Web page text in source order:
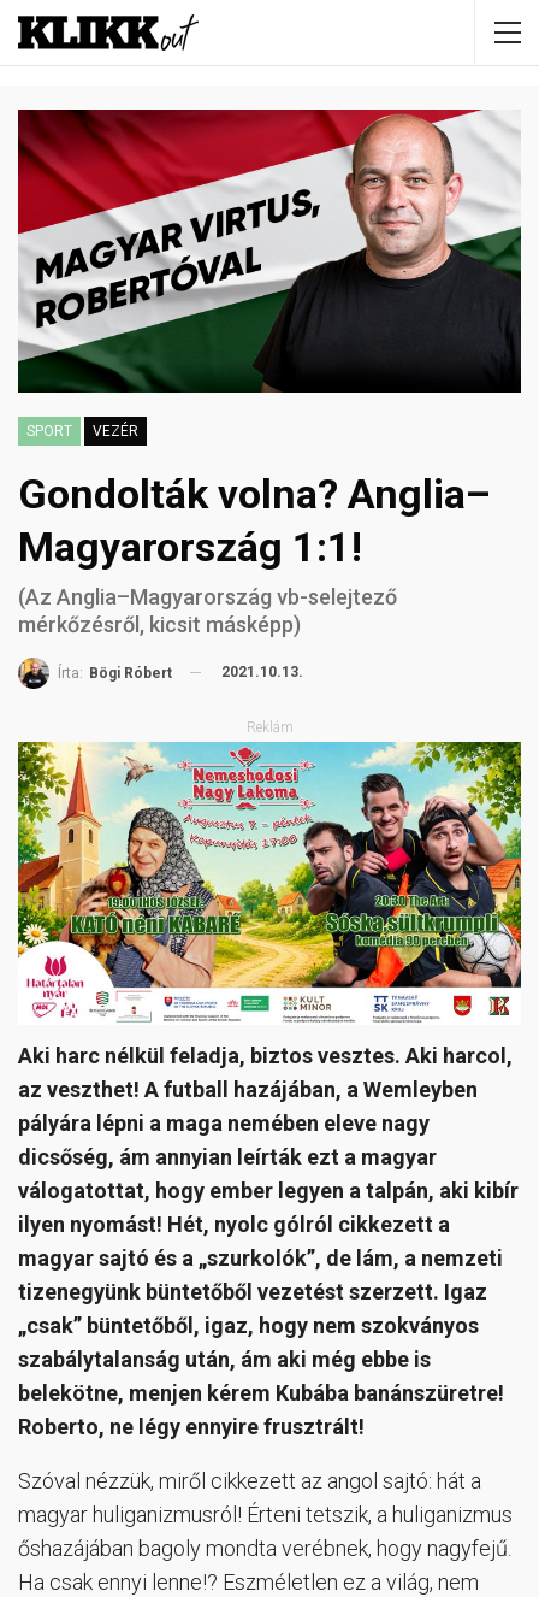
SPORT VEZÉR
Gondolták volna? Anglia–
Magyarország 1:1!
(Az Anglia–Magyarország vb-selejtező
mérkőzésről, kicsit másképp)
Írta: Bögi Róbert 2021.10.13.
Reklám
Aki harc nélkül feladja, biztos vesztes. Aki harcol,
az veszthet! A futball hazájában, a Wemleyben
pályára lépni a maga nemében eleve nagy
dicsőség, ám annyian leírták ezt a magyar
válogatottat, hogy ember legyen a talpán, aki kibír
ilyen nyomást! Hét, nyolc gólról cikkezett a
magyar sajtó és a „szurkolók”, de lám, a nemzeti
tizenegyünk büntetőből vezetést szerzett. Igaz
„csak” büntetőből, igaz, hogy nem szokványos
szabálytalanság után, ám aki még ebbe is
belekötne, menjen kérem Kubába banánszüretre!
Roberto, ne légy ennyire frusztrált!
Szóval nézzük, miről cikkezett az angol sajtó: hát a
magyar huliganizmusról! Érteni tetszik, a huliganizmus
őshazájában bagoly mondta verébnek, hogy nagyfejű.
Ha csak ennyi lenne!? Eszméletlen ez a világ, nem